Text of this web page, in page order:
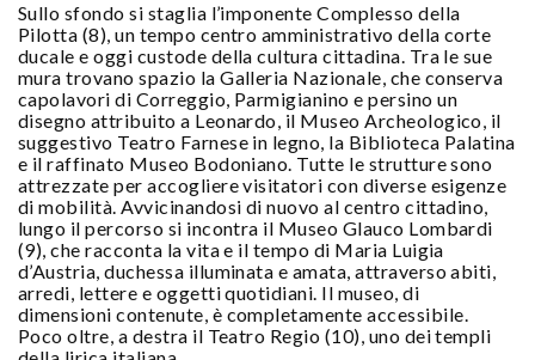
Sullo sfondo si staglia l’imponente Complesso della
Pilotta (8), un tempo centro amministrativo della corte
ducale e oggi custode della cultura cittadina. Tra le sue
mura trovano spazio la Galleria Nazionale, che conserva
capolavori di Correggio, Parmigianino e persino un
disegno attribuito a Leonardo, il Museo Archeologico, il
suggestivo Teatro Farnese in legno, la Biblioteca Palatina
e il raffinato Museo Bodoniano. Tutte le strutture sono
attrezzate per accogliere visitatori con diverse esigenze
di mobilità. Avvicinandosi di nuovo al centro cittadino,
lungo il percorso si incontra il Museo Glauco Lombardi
(9), che racconta la vita e il tempo di Maria Luigia
d’Austria, duchessa illuminata e amata, attraverso abiti,
arredi, lettere e oggetti quotidiani. Il museo, di
dimensioni contenute, è completamente accessibile.
Poco oltre, a destra il Teatro Regio (10), uno dei templi